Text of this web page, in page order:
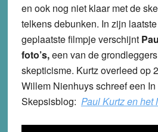
en ook nog niet klaar met de
telkens debunken. In zijn
geplaatste filmpje verschijnt
foto’s,een van de
skepticisme. Kurtz overleed op
Willem Nienhuys schreef een
Skepsisblog: Paul Kurtz en het